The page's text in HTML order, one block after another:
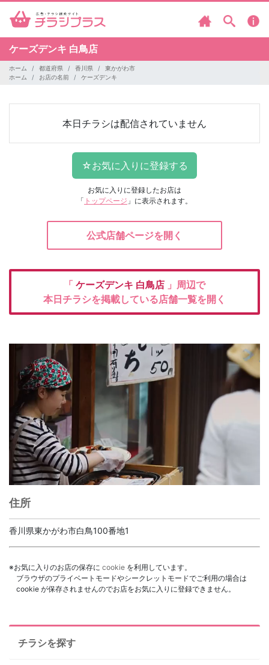
ケーズデンキ 白鳥店
ホーム 都道府県 香川県
東かがわ市
ホーム
お店の名前 ケーズデンキ
本日チラシは配信されていません
お気に入りに登録したお店は
「 トップページ 」に表示されます。
公式店舗ページを開く
「 ケーズデンキ 白鳥店 」周辺で
本日チラシを掲載している店舗一覧を開く
住所
香川県東かがわ市白鳥100番地1
※お気に入りのお店の保存に cookie を利用しています。
ブラウザのプライベートモードやシークレットモードでご利用の場合は
cookie が保存されませんのでお店をお気に入りに登録できません。
チラシを探す